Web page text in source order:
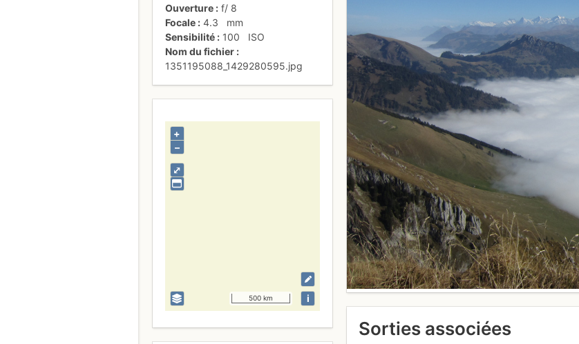
Ouverture
f/8
Focale
4.3
mm
Sensibilité
100
ISO
Nom du fichier
1351195088_1429280595.jpg
⤢
+
–
500 km i
Sorties associées